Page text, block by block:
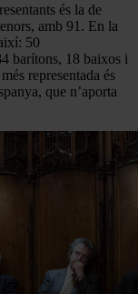
és la de
amb 91. En la
50
barítons, 18 baixos i
representada és
que n’aporta